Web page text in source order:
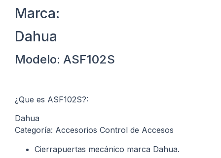
Marca:
Dahua
Modelo: ASF102S
¿Que es ASF102S?:
Dahua
Categoría: Accesorios Control de Accesos
Cierrapuertas mecánico marca Dahua.